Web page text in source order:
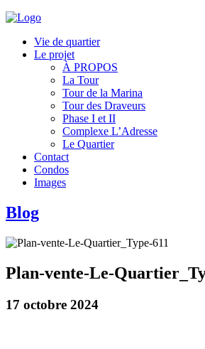
Vie de quartier
Le projet
À PROPOS
La Tour
Tour de la Marina
Tour des Draveurs
Phase I et II
Complexe L’Adresse
Le Quartier
Contact
Condos
Images
Blog
Plan-vente-Le-
17 octobre 2024